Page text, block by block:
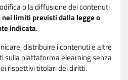
o la diffusione dei contenuti
nei limiti previsti dalla legge o
indicata.
distribuire i contenuti e altre
sulla piattaforma elearning senza
rispettivi titolari dei diritti.